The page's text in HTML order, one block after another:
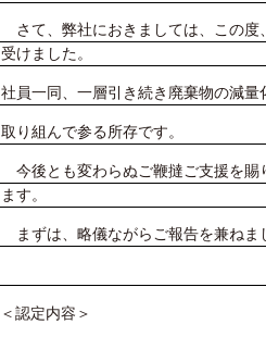
さて、弊社におきましては、この度
受けました。
社員一同、一層引き続き廃棄物の減量
取り組んで参る所存です。
今後とも変わらぬご鞭撻ご支援を
ます。
まずは、略儀ながらご報告を兼ねま
＜認定内容＞